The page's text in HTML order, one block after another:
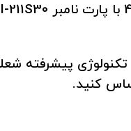
پیشرفته
کنید.